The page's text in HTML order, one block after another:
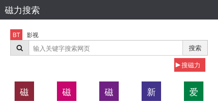
磁力搜索
BT 影视
搜索
搜磁力
磁 磁 磁 新 爱